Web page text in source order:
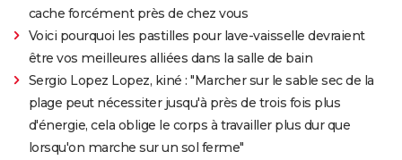
cache forcément près de chez vous
Voici pourquoi les pastilles pour lave-vaisselle devraient
être vos meilleures alliées dans la salle de bain
Sergio Lopez Lopez, kiné : "Marcher sur le sable sec de la
plage peut nécessiter jusqu'à près de trois fois plus
d'énergie, cela oblige le corps à travailler plus dur que
lorsqu'on marche sur un sol ferme"